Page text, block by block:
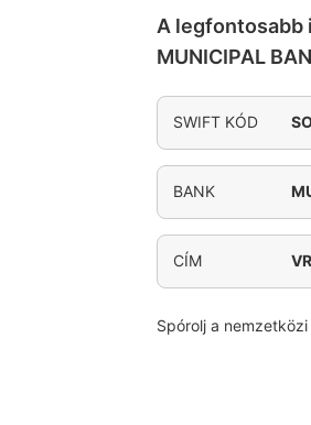
A legfontosabb
MUNICIPAL
SWIFT KÓD
BANK
CÍM
Spórolj a